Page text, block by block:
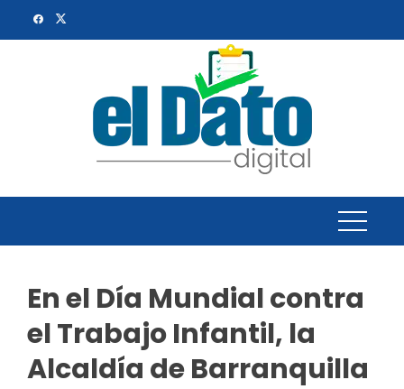
En el Día Mundial contra
el Trabajo Infantil, la
Alcaldía de Barranquilla